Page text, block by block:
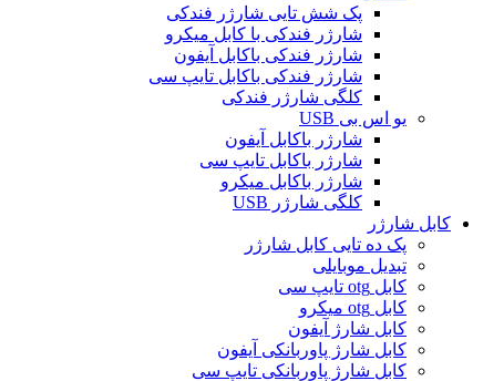
پک شش تایی شارژر فندکی
شارژر فندکی با کابل میکرو
شارژر فندکی باکابل آیفون
شارژر فندکی باکابل تایپ سی
کلگی شارژر فندکی
یو اس بی USB
شارژر باکابل آیفون
شارژر باکابل تایپ سی
شارژر باکابل میکرو
کلگی شارژر USB
کابل شارژر
پک ده تایی کابل شارژر
تبدیل موبایلی
کابل otg تایپ سی
کابل otg میکرو
کابل شارژ آیفون
کابل شارژ پاوربانکی آیفون
کابل شارژ پاوربانکی تایپ سی